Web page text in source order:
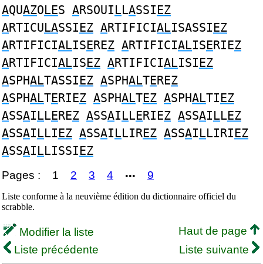
AQUAZOLES ARSOUILLASSIEZ
ARTICULASSIEZ ARTIFICIALISASSIEZ
ARTIFICIALISEREZ ARTIFICIALISERIEZ
ARTIFICIALISEZ ARTIFICIALISIEZ
ASPHALTASSIEZ ASPHALTEREZ
ASPHALTERIEZ ASPHALTEZ ASPHALTIEZ
ASSAILLEREZ ASSAILLERIEZ ASSAILLEZ
ASSAILLIEZ ASSAILLIREZ ASSAILLIRIEZ
ASSAILLISSIEZ
Pages : 1 2 3 4 ••• 9
Liste conforme à la neuvième édition du dictionnaire officiel du
scrabble.
Modifier la liste
Haut de page
Liste précédente
Liste suivante